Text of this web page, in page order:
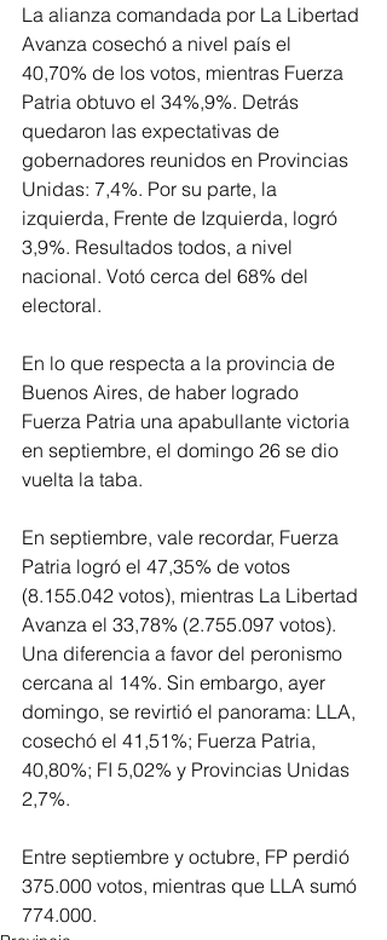
La alianza comandada por La Libertad
Avanza cosechó a nivel país el
40,70% de los votos, mientras Fuerza
Patria obtuvo el 34%,9%. Detrás
quedaron las expectativas de
gobernadores reunidos en Provincias
Unidas: 7,4%. Por su parte, la
izquierda, Frente de Izquierda, logró
3,9%. Resultados todos, a nivel
nacional. Votó cerca del 68% del
electoral.
En lo que respecta a la provincia de
Buenos Aires, de haber logrado
Fuerza Patria una apabullante victoria
en septiembre, el domingo 26 se dio
vuelta la taba.
En septiembre, vale recordar, Fuerza
Patria logró el 47,35% de votos
(8.155.042 votos), mientras La Libertad
Avanza el 33,78% (2.755.097 votos).
Una diferencia a favor del peronismo
cercana al 14%. Sin embargo, ayer
domingo, se revirtió el panorama: LLA,
cosechó el 41,51%; Fuerza Patria,
40,80%; FI 5,02% y Provincias Unidas
2,7%.
Entre septiembre y octubre, FP perdió
375.000 votos, mientras que LLA sumó
774.000.